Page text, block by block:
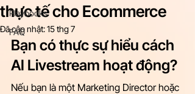
Playbooks
FAQ
thực tế cho Ecommerce
Đã cập nhật:15 thg 7
Bạn có thực sự hiểu cách
AI Livestream hoạt động?
Nếu bạn là một Marketing Director hoặc